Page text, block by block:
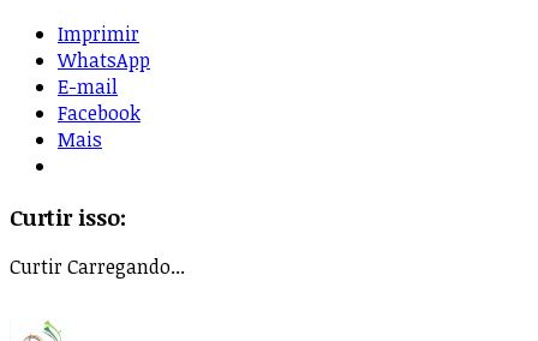
Imprimir
WhatsApp
E-mail
Facebook
Mais
Curtir isso:
CurtirCarregando...